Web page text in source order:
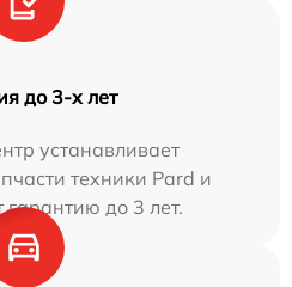
до 3-х лет
устанавливает
техники Pard и
гарантию до 3 лет.